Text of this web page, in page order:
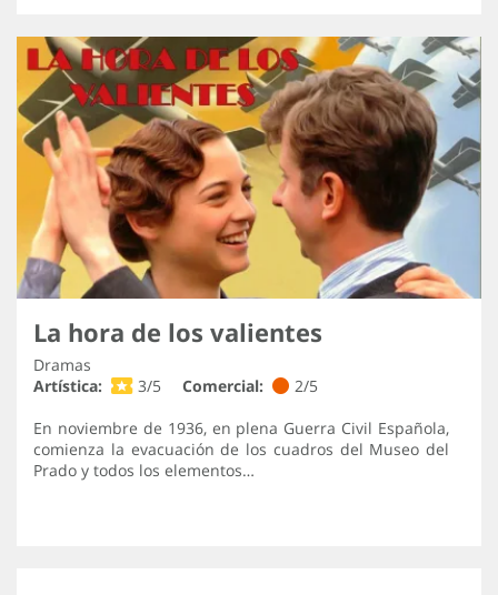
La hora de los valientes
Dramas
Artística:
3/5 Comercial:
2/5
En noviembre de 1936, en plena Guerra Civil Española,
comienza la evacuación de los cuadros del Museo del
Prado y todos los elementos…